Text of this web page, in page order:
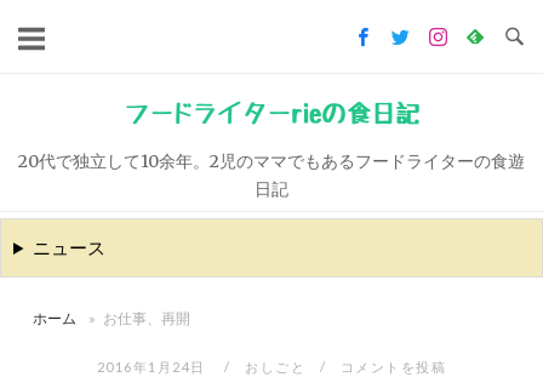
キ
ッ
フードライターrieの食日記
20代で独立して10余年。2児のママでもあるフードライターの食遊
日記
ニュース
ホーム » お仕事、再開
2016年1月24日 おしごと コメントを投稿